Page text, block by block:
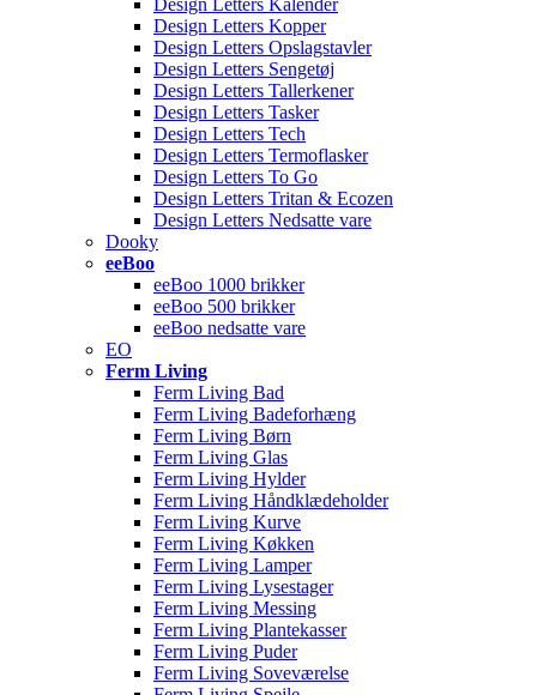
Design Letters Kalender
Design Letters Kopper
Design Letters Opslagstavler
Design Letters Sengetøj
Design Letters Tallerkener
Design Letters Tasker
Design Letters Tech
Design Letters Termoflasker
Design Letters To Go
Design Letters Tritan & Ecozen
Design Letters Nedsatte vare
Dooky
eeBoo
eeBoo 1000 brikker
eeBoo 500 brikker
eeBoo nedsatte vare
EO
Ferm Living
Ferm Living Bad
Ferm Living Badeforhæng
Ferm Living Børn
Ferm Living Glas
Ferm Living Hylder
Ferm Living Håndklædeholder
Ferm Living Kurve
Ferm Living Køkken
Ferm Living Lamper
Ferm Living Lysestager
Ferm Living Messing
Ferm Living Plantekasser
Ferm Living Puder
Ferm Living Soveværelse